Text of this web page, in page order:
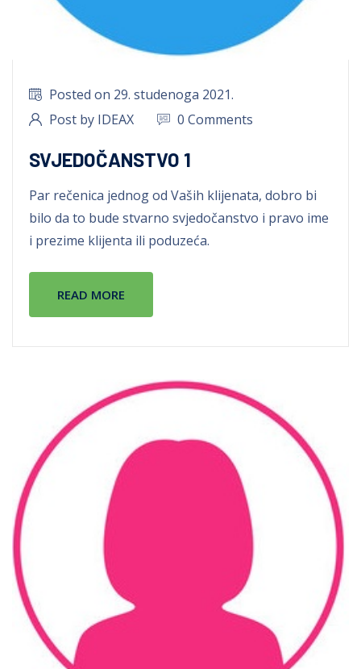
Posted on 29. studenoga 2021.
Post by IDEAX
0 Comments
SVJEDOČANSTVO 1
Par rečenica jednog od Vaših klijenata, dobro bi
bilo da to bude stvarno svjedočanstvo i pravo ime
i prezime klijenta ili poduzeća.
READ MORE